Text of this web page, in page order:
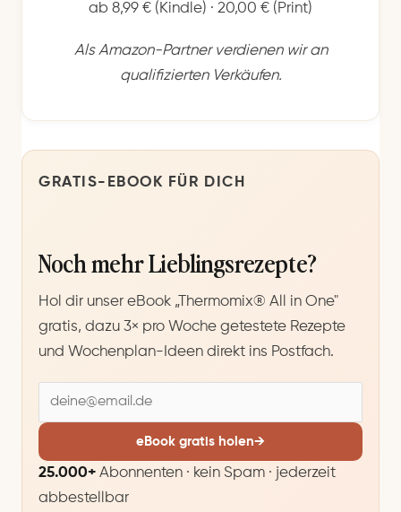
ab 8,99 € (Kindle) · 20,00 € (Print)
Als Amazon-Partner verdienen wir an
qualifizierten Verkäufen.
GRATIS-EBOOK FÜR DICH
Noch mehr Lieblingsrezepte?
Hol dir unser eBook „Thermomix® All in One"
gratis, dazu 3× pro Woche getestete Rezepte
und Wochenplan-Ideen direkt ins Postfach.
a
i
l
eBook gratis holen→
25.000+ Abonnenten · kein Spam · jederzeit
abbestellbar